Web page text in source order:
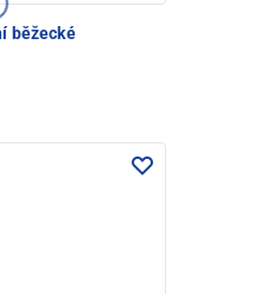
běžecké